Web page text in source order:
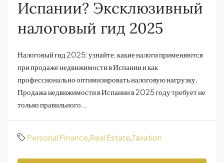
Испании? Эксклюзивный
налоговый гид 2025
Налоговый гид 2025: узнайте, какие налоги применяются
при продаже недвижимости в Испании и как
профессионально оптимизировать налоговую нагрузку.
Продажа недвижимости в Испании в 2025 году требует не
только правильного...
Personal Finance Real Estate Taxation